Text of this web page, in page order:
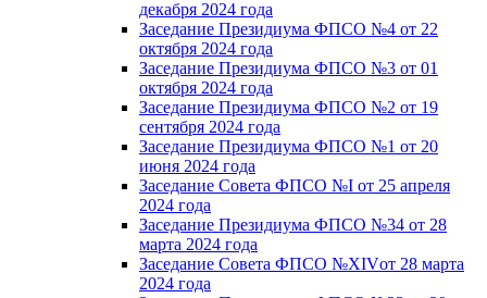
декабря 2024 года
Заседание Президиума ФПСО №4 от 22
октября 2024 года
Заседание Президиума ФПСО №3 от 01
октября 2024 года
Заседание Президиума ФПСО №2 от 19
сентября 2024 года
Заседание Президиума ФПСО №1 от 20
июня 2024 года
Заседание Совета ФПСО №I от 25 апреля
2024 года
Заседание Президиума ФПСО №34 от 28
марта 2024 года
Заседание Совета ФПСО №XIVот 28 марта
2024 года